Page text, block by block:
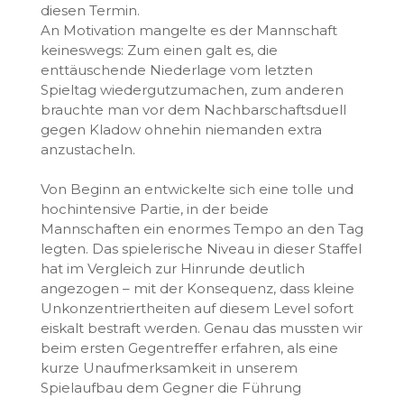
diesen Termin.
​An Motivation mangelte es der Mannschaft
keineswegs: Zum einen galt es, die
enttäuschende Niederlage vom letzten
Spieltag wiedergutzumachen, zum anderen
brauchte man vor dem Nachbarschaftsduell
gegen Kladow ohnehin niemanden extra
anzustacheln.
​Von Beginn an entwickelte sich eine tolle und
hochintensive Partie, in der beide
Mannschaften ein enormes Tempo an den Tag
legten. Das spielerische Niveau in dieser Staffel
hat im Vergleich zur Hinrunde deutlich
angezogen – mit der Konsequenz, dass kleine
Unkonzentriertheiten auf diesem Level sofort
eiskalt bestraft werden. Genau das mussten wir
beim ersten Gegentreffer erfahren, als eine
kurze Unaufmerksamkeit in unserem
Spielaufbau dem Gegner die Führung